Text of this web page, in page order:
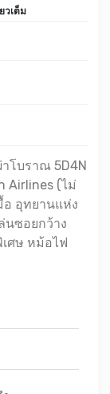
วเต็ม
าโบราณ 5D4N
อ อุทยานแห่ง
นซอยกว้าง
ศษ หม้อไฟ